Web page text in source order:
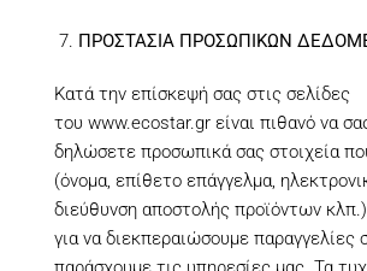
ΠΡΟΣΤΑΣΙΑ ΠΡΟΣΩΠΙΚΩΝ
Κατά την επίσκεψή σας στις σελίδες
του www.ecostar.gr είναι πιθανό να
δηλώσετε προσωπικά σας στοιχεία
(όνομα, επίθετο επάγγελμα,
διεύθυνση αποστολής προϊόντων
για να διεκπεραιώσουμε παραγγελίες